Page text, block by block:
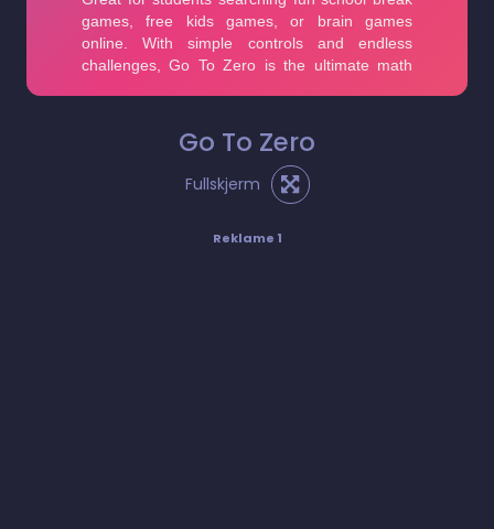
Go To Zero
Fullskjerm
Reklame 1